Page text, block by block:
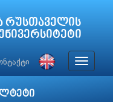
რუსთაველის
Toggle